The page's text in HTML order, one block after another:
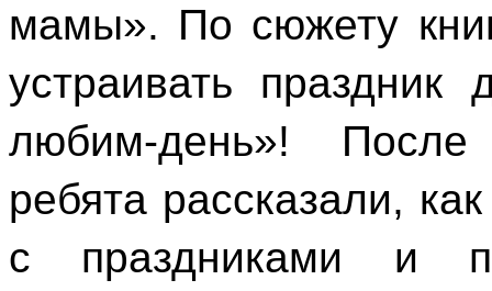
мамы». По сюжету
устраивать
любим-день»! После
ребята рассказали,
с праздниками и